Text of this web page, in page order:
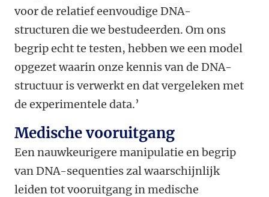
voor de relatief eenvoudige DNA-
structuren die we bestudeerden. Om ons
begrip echt te testen, hebben we een model
opgezet waarin onze kennis van de DNA-
structuur is verwerkt en dat vergeleken met
de experimentele data.’
Medische vooruitgang
Een nauwkeurigere manipulatie en begrip
van DNA-sequenties zal waarschijnlijk
leiden tot vooruitgang in medische